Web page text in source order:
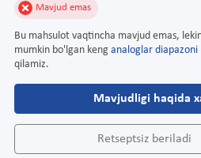
Mavjud emas
Bu mahsulot vaqtincha mavjud emas,
mumkin bo'lgan keng analoglar diapazoni
qilamiz.
Mavjudligi haqida
Retseptsiz beriladi